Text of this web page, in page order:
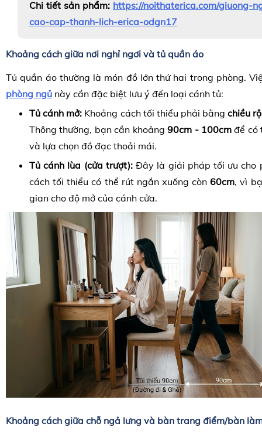
Chi tiết sản phẩm: https://noithaterica.com/giuong-
cao-cap-thanh-lich-erica-odgn17
Khoảng cách giữa nơi nghỉ ngơi và tủ quần áo
Tủ quần áo thường là món đồ lớn thứ hai trong phòng.
phòng ngủ này cần đặc biệt lưu ý đến loại cánh tủ:
Tủ cánh mở: Khoảng cách tối thiểu phải bằngchiều
Thông thường, bạn cần khoảng90cm - 100cm để có
và lựa chọn đồ đạc thoải mái.
Tủ cánh lùa (cửa trượt):Đây là giải pháp tối ưu cho
cách tối thiểu có thể rút ngắn xuống còn60cm, vì
gian cho độ mở của cánh cửa.
Khoảng cách giữa chỗ ngả lưng và bàn trang điểm/bàn